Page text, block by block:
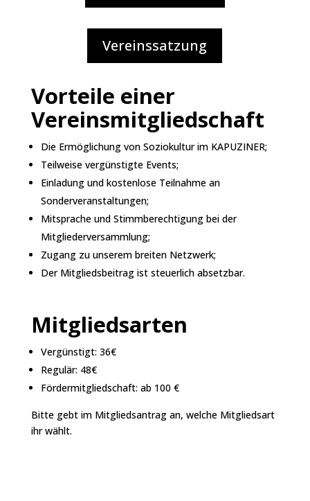
Vereinssatzung
Vorteile einer
Vereinsmitgliedschaft
Die Ermöglichung von Soziokultur im KAPUZINER;
Teilweise vergünstigte Events;
Einladung und kostenlose Teilnahme an
Sonderveranstaltungen;
Mitsprache und Stimmberechtigung bei der
Mitgliederversammlung;
Zugang zu unserem breiten Netzwerk;
Der Mitgliedsbeitrag ist steuerlich absetzbar.
Mitgliedsarten
Vergünstigt: 36€
Regulär: 48€
Fördermitgliedschaft: ab 100 €
Bitte gebt im Mitgliedsantrag an, welche Mitgliedsart
ihr wählt.